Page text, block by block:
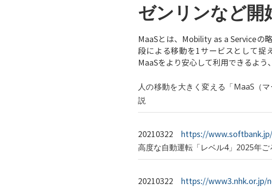
ゼンリンなど開
MaaSとは、Mobility as a Serviceの
段による移動を1サービスとして捉
MaaSをより安心して利用できるよう
人の移動を大きく変える「MaaS（
説
20210322 https://
高度な自動運転「レベル4」2025年
20210322 https://www3.nhk.or.jp/